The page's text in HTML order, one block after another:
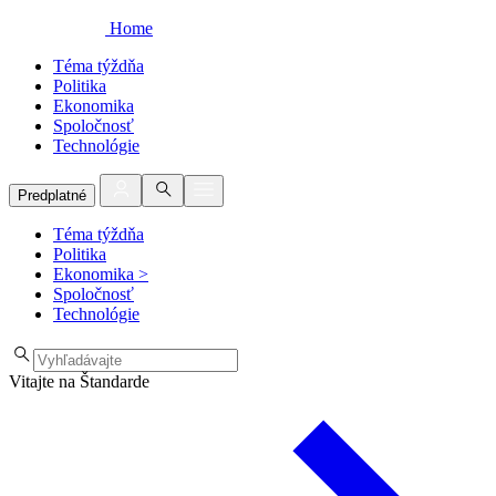
Home
Téma týždňa
Politika
Ekonomika
Spoločnosť
Technológie
Predplatné
Téma týždňa
Politika
Ekonomika >
Spoločnosť
Technológie
Vitajte na Štandarde